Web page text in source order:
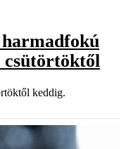
csütörtöktől
keddig.